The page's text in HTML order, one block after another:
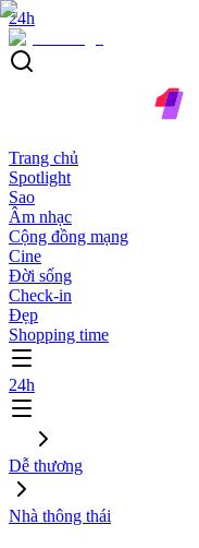
24h
Trang chủ
Spotlight
Sao
Âm nhạc
Cộng đồng mạng
Cine
Đời sống
Check-in
Đẹp
Shopping time
24h
Dễ thương
Nhà thông thái